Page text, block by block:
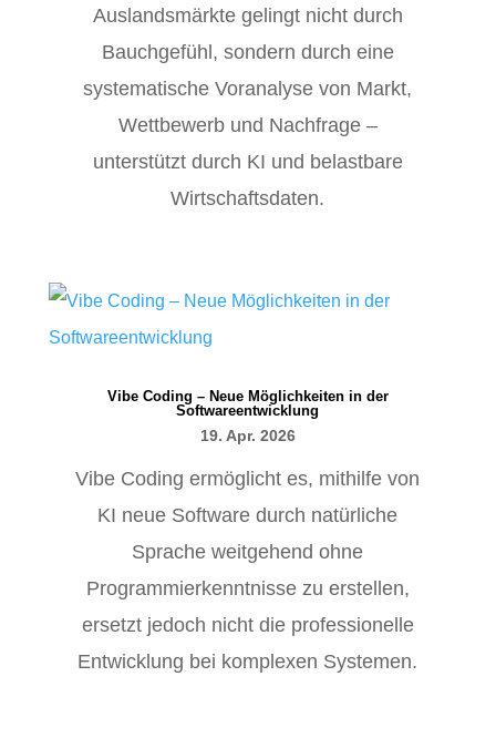
Auslandsmärkte gelingt nicht durch
Bauchgefühl, sondern durch eine
systematische Voranalyse von Markt,
Wettbewerb und Nachfrage –
unterstützt durch KI und belastbare
Wirtschaftsdaten.
Vibe Coding – Neue Möglichkeiten in der
Softwareentwicklung
19. Apr. 2026
Vibe Coding ermöglicht es, mithilfe von
KI neue Software durch natürliche
Sprache weitgehend ohne
Programmierkenntnisse zu erstellen,
ersetzt jedoch nicht die professionelle
Entwicklung bei komplexen Systemen.